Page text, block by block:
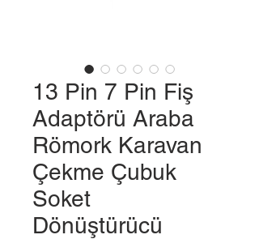
13 Pin 7 Pin Fiş
Adaptörü Araba
Römork Karavan
Çekme Çubuk
Soket
Dönüştürücü